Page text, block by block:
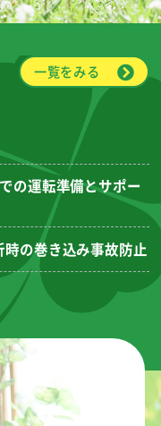
一覧をみる
の運転準備とサポー
時の巻き込み事故防止